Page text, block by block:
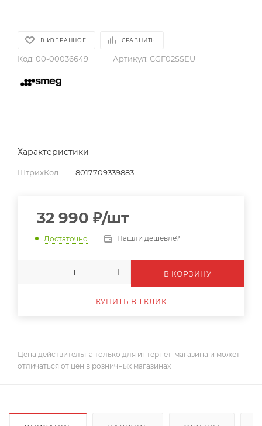
В ИЗБРАННОЕ СРАВНИТЬ
Код: 00-00036649 Артикул: CGF02SSEU
Характеристики
ШтрихКод — 8017709339883
32 990 ₽/шт
Достаточно Нашли дешевле?
В КОРЗИНУ
КУПИТЬ В 1 КЛИК
Цена действительна только для интернет-магазина и может
отличаться от цен в розничных магазинах